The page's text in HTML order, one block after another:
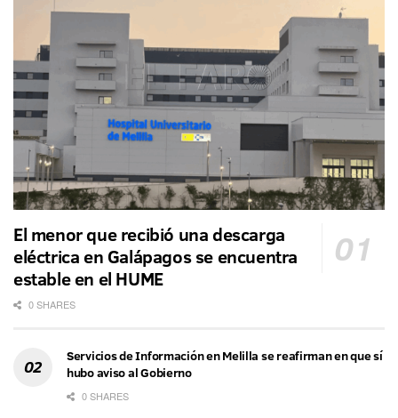
El menor que recibió una descarga
eléctrica en Galápagos se encuentra
estable en el HUME
0 SHARES
Servicios de Información en Melilla se reafirman en que sí
hubo aviso al Gobierno
0 SHARES